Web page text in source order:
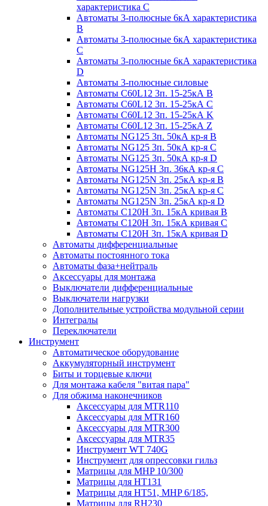
характеристика С
Автоматы 3-полюсные 6кА характеристика
B
Автоматы 3-полюсные 6кА характеристика
C
Автоматы 3-полюсные 6кА характеристика
D
Автоматы 3-полюсные силовые
Автоматы C60L12 3п. 15-25кА B
Автоматы C60L12 3п. 15-25кА C
Автоматы C60L12 3п. 15-25кА K
Автоматы C60L12 3п. 15-25кА Z
Автоматы NG125 3п. 50кА кр-я B
Автоматы NG125 3п. 50кА кр-я C
Автоматы NG125 3п. 50кА кр-я D
Автоматы NG125H 3п. 36кА кр-я C
Автоматы NG125N 3п. 25кА кр-я B
Автоматы NG125N 3п. 25кА кр-я C
Автоматы NG125N 3п. 25кА кр-я D
Автоматы С120Н 3п. 15кА кривая B
Автоматы С120Н 3п. 15кА кривая C
Автоматы С120Н 3п. 15кА кривая D
Автоматы дифференциальные
Автоматы постоянного тока
Автоматы фаза+нейтраль
Аксессуары для монтажа
Выключатели дифференциальные
Выключатели нагрузки
Дополнительные устройства модульной серии
Интегралы
Переключатели
Инструмент
Автоматическое оборудование
Аккумуляторный инструмент
Биты и торцевые ключи
Для монтажа кабеля "витая пара"
Для обжима наконечников
Аксессуары для MTR110
Аксессуары для MTR160
Аксессуары для MTR300
Аксессуары для MTR35
Инструмент WT 740G
Инструмент для опрессовки гильз
Матрицы для MHP 10/300
Матрицы для НТ131
Матрицы для НТ51, MHP 6/185,
Матрицы для RH230